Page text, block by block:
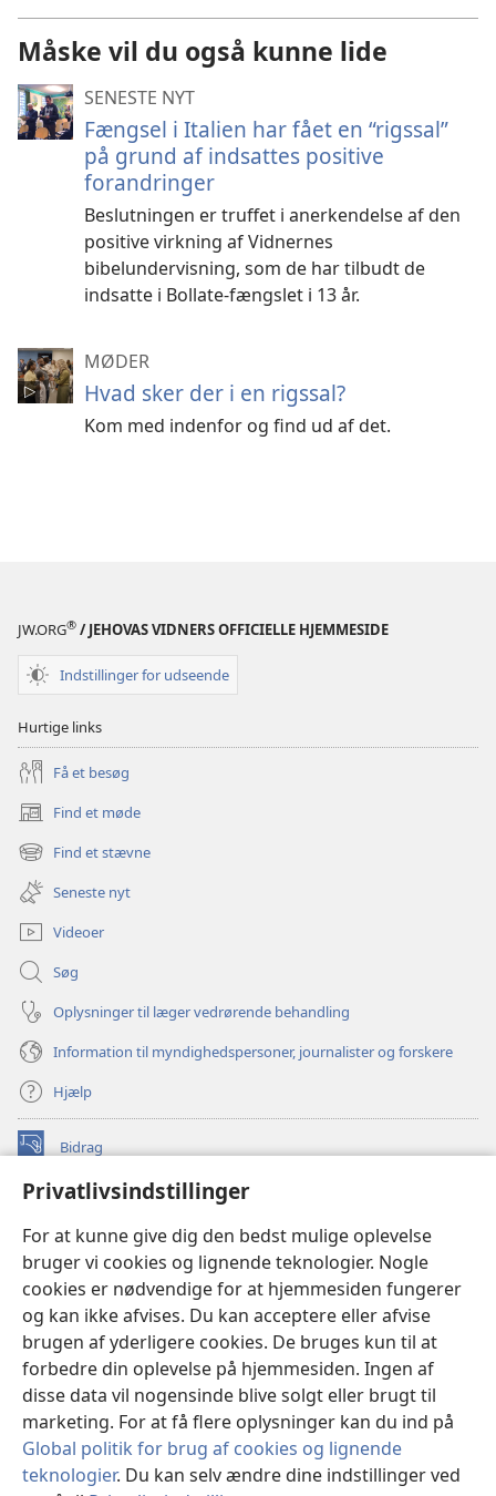
Privatlivsindstillinger
For at kunne give dig den bedst mulige oplevelse
bruger vi cookies og lignende teknologier. Nogle
cookies er nødvendige for at hjemmesiden fungerer
og kan ikke afvises. Du kan acceptere eller afvise
brugen af yderligere cookies. De bruges kun til at
forbedre din oplevelse på hjemmesiden. Ingen af
disse data vil nogensinde blive solgt eller brugt til
marketing. For at få flere oplysninger kan du ind på
Global politik for brug af cookies og lignende
teknologier. Du kan selv ændre dine indstillinger ved
videoer
Måske vil du også kunne lide
SENESTE NYT
Fængsel i Italien har fået en “rigssal”
på grund af indsattes positive
forandringer
Beslutningen er truffet i anerkendelse af den
positive virkning af Vidnernes
bibelundervisning, som de har tilbudt de
indsatte i Bollate-fængslet i 13 år.
MØDER
Hvad sker der i en rigssal?
Kom med indenfor og find ud af det.
JW.ORG® / JEHOVAS VIDNERS OFFICIELLE HJEMMESIDE
Indstillinger for udseende
Hurtige links
Få et besøg
Find et møde
(åbner
nyt
vindue)
Find et stævne
(åbner
nyt
vindue)
Seneste nyt
Videoer
Søg
Oplysninger til læger vedrørende behandling
Information til myndighedspersoner, journalister og forskere
Hjælp
Bidrag
(åbner
vindue)Watchtower ONLINE LIBRARY™
nyt
vindue)JW Hub
(åbner
nyt
vindue)JW Library
Watchtower Library
Copyright© 2026 Watch Tower Bible and Tract Society of Pennsylvania.